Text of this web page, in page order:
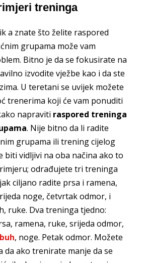
treninga
a znate što želite raspored
grupama može vam
Bitno je da se fokusirate na
izvodite vježbe kao i da ste
U teretani se uvijek možete
trenerima koji će vam ponuditi
napraviti raspored treninga
. Nije bitno da li radite
grupama ili trening cijelog
biti vidljivi na oba načina ako to
odrađujete tri treninga
ciljano radite prsa i ramena,
noge, četvrtak odmor, i
ruke. Dva treninga tjedno:
ramena, ruke, srijeda odmor,
, noge. Petak odmor. Možete
da ako trenirate manje da se